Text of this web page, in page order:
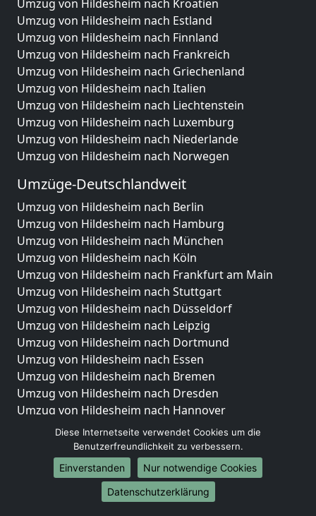
Umzug von Hildesheim nach Kroatien
Umzug von Hildesheim nach Estland
Umzug von Hildesheim nach Finnland
Umzug von Hildesheim nach Frankreich
Umzug von Hildesheim nach Griechenland
Umzug von Hildesheim nach Italien
Umzug von Hildesheim nach Liechtenstein
Umzug von Hildesheim nach Luxemburg
Umzug von Hildesheim nach Niederlande
Umzug von Hildesheim nach Norwegen
Umzüge-Deutschlandweit
Umzug von Hildesheim nach Berlin
Umzug von Hildesheim nach Hamburg
Umzug von Hildesheim nach München
Umzug von Hildesheim nach Köln
Umzug von Hildesheim nach Frankfurt am Main
Umzug von Hildesheim nach Stuttgart
Umzug von Hildesheim nach Düsseldorf
Umzug von Hildesheim nach Leipzig
Umzug von Hildesheim nach Dortmund
Umzug von Hildesheim nach Essen
Umzug von Hildesheim nach Bremen
Umzug von Hildesheim nach Dresden
Umzug von Hildesheim nach Hannover
Umzug von Hildesheim nach Nürnberg
Umzug von Hildesheim nach Duisburg
Umzug von Hildesheim nach Bochum
Umzug von Hildesheim nach Wuppertal
Umzug von Hildesheim nach Bielefeld
Diese Internetseite verwendet Cookies um die
Benutzerfreundlichkeit zu verbessern.
Einverstanden
Nur notwendige Cookies
Datenschutzerklärung